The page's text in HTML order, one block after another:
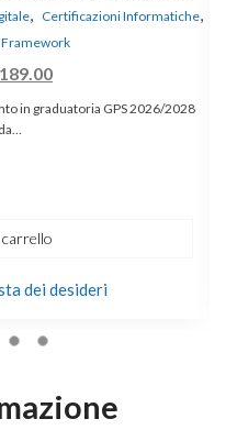
, Certificazioni Informatiche,
Framework
189.00
in graduatoria GPS 2026/2028
carrello
dei desideri